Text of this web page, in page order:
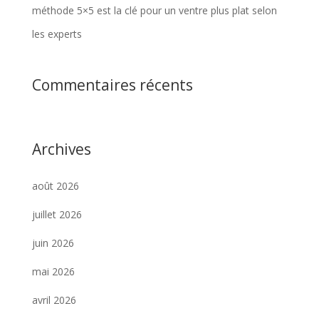
méthode 5×5 est la clé pour un ventre plus plat selon
les experts
Commentaires récents
Archives
août 2026
juillet 2026
juin 2026
mai 2026
avril 2026